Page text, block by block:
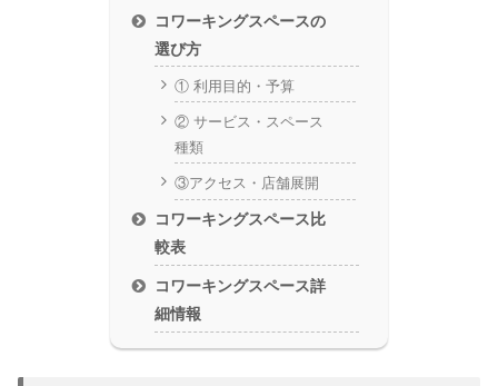
コワーキングスペースの
選び方
① 利用目的・予算
② サービス・スペース
種類
③アクセス・店舗展開
コワーキングスペース比
較表
コワーキングスペース詳
細情報